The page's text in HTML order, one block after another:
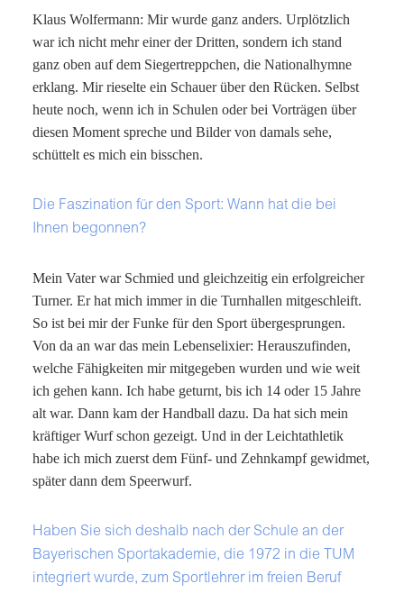
Klaus Wolfermann: Mir wurde ganz anders. Urplötzlich
war ich nicht mehr einer der Dritten, sondern ich stand
ganz oben auf dem Siegertreppchen, die Nationalhymne
erklang. Mir rieselte ein Schauer über den Rücken. Selbst
heute noch, wenn ich in Schulen oder bei Vorträgen über
diesen Moment spreche und Bilder von damals sehe,
schüttelt es mich ein bisschen.
Die Faszination für den Sport: Wann hat die bei
Ihnen begonnen?
Mein Vater war Schmied und gleichzeitig ein erfolgreicher
Turner. Er hat mich immer in die Turnhallen mitgeschleift.
So ist bei mir der Funke für den Sport übergesprungen.
Von da an war das mein Lebenselixier: Herauszufinden,
welche Fähigkeiten mir mitgegeben wurden und wie weit
ich gehen kann. Ich habe geturnt, bis ich 14 oder 15 Jahre
alt war. Dann kam der Handball dazu. Da hat sich mein
kräftiger Wurf schon gezeigt. Und in der Leichtathletik
habe ich mich zuerst dem Fünf- und Zehnkampf gewidmet,
später dann dem Speerwurf.
Haben Sie sich deshalb nach der Schule an der
Bayerischen Sportakademie, die 1972 in die TUM
integriert wurde, zum Sportlehrer im freien Beruf